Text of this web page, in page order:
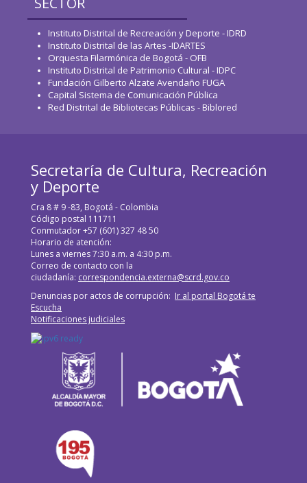
Instituto Distrital de Recreación y Deporte - IDRD
Instituto Distrital de las Artes -IDARTES
Orquesta Filarmónica de Bogotá - OFB
Instituto Distrital de Patrimonio Cultural - IDPC
Fundación Gilberto Alzate Avendaño FUGA
Capital Sistema de Comunicación Pública
Red Distrital de Bibliotecas Públicas - Biblored
Secretaría de Cultura, Recreación
y Deporte
Cra 8 # 9 -83, Bogotá - Colombia
Código postal 111711
Conmutador +57 (601) 327 48 50
Horario de atención:
Lunes a viernes 7:30 a.m. a 4:30 p.m.
Correo de contacto con la
ciudadanía: correspondencia.externa@scrd.gov.co
Denuncias por actos de corrupción: Ir al portal Bogotá te
Escucha
Notificaciones judiciales